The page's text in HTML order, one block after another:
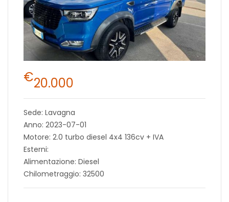
€20.000
Sede: Lavagna
Anno: 2023-07-01
Motore: 2.0 turbo diesel 4x4 136cv + IVA
Esterni:
Alimentazione: Diesel
Chilometraggio: 32500